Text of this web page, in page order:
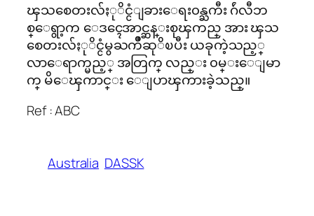
ၾသစေတးလ်ႏုိင္ငံျခားေရး၀န္ႀကီး ဂ်ဴလီဘ
စ္ေရွာ့က ေဒၚေအာင္ဆန္းစုၾကည္ အား ၾသ
စေတးလ်ႏုိင္ငံမွႀကိဳဆုိၿပီး ယခုကဲ့သည့္
လာေရာက္မည့္ အတြက္ လည္း ၀မ္းေျမာ
က္ မိေၾကာင္း ေျပာၾကားခဲ့သည္။
Ref : ABC
Australia DASSK